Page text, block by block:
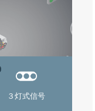
３灯式信号